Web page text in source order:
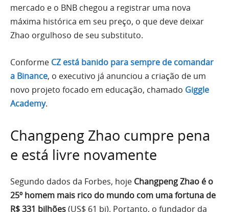
mercado e o BNB chegou a registrar uma nova
máxima histórica em seu preço, o que deve deixar
Zhao orgulhoso de seu substituto.
Conforme CZ está banido para sempre de comandar
a Binance, o executivo já anunciou a criação de um
novo projeto focado em educação, chamado Giggle
Academy.
Changpeng Zhao cumpre pena
e está livre novamente
Segundo dados da Forbes, hoje Changpeng Zhao é o
25º homem mais rico do mundo com uma fortuna de
R$ 331 bilhões(US$ 61 bi). Portanto, o fundador da